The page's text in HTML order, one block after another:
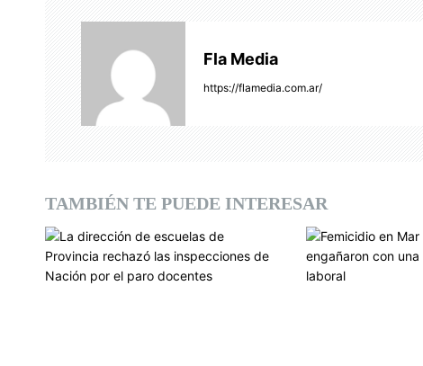
d
e
e
Fla Media
https://flamedia.com.ar/
TAMBIÉN TE PUEDE INTERESAR